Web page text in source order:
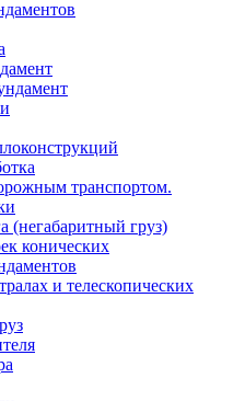
транспортом.
(негабаритный груз)
конических
и телескопических